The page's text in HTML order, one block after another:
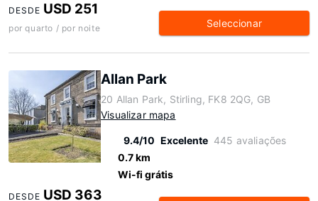
DESDE USD 251
por quarto / por noite Seleccionar
Allan Park
20 Allan Park, Stirling, FK8 2QG, GB
Visualizar mapa
9.4/10 Excelente 445 avaliações
0.7 km
Wi-fi grátis
DESDE USD 363